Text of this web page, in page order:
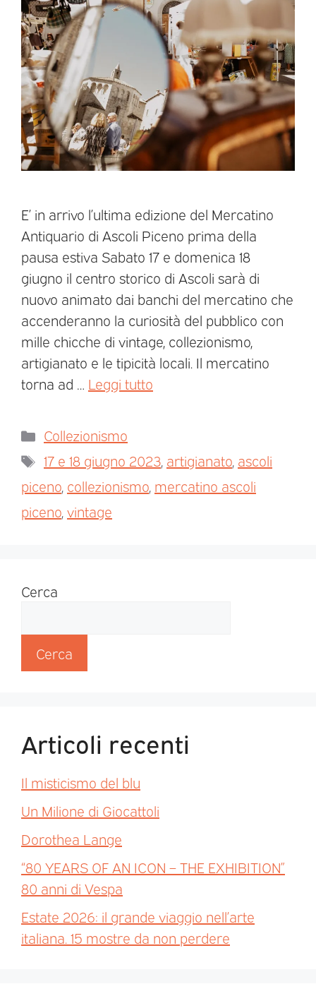
E’ in arrivo l’ultima edizione del Mercatino
Antiquario di Ascoli Piceno prima della
pausa estiva Sabato 17 e domenica 18
giugno il centro storico di Ascoli sarà di
nuovo animato dai banchi del mercatino che
accenderanno la curiosità del pubblico con
mille chicche di vintage, collezionismo,
artigianato e le tipicità locali. Il mercatino
torna ad … Leggi tutto
Collezionismo
17 e 18 giugno 2023, artigianato, ascoli
piceno, collezionismo, mercatino ascoli
piceno,vintage
Cerca
Cerca
Articoli recenti
Il misticismo del blu
Un Milione di Giocattoli
Dorothea Lange
“80 YEARS OF AN ICON – THE EXHIBITION”
80 anni di Vespa
Estate 2026: il grande viaggio nell’arte
italiana. 15 mostre da non perdere